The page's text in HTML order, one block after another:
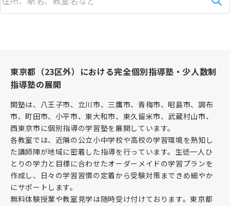
東京都（23区外）における完全個別指導塾・少人数制
指導塾の展開
関塾は、八王子市、立川市、三鷹市、青梅市、昭島市、調布
市、町田市、小平市、東大和市、東久留米市、武蔵村山市、
西東京市に個別指導の学習塾を展開しています。
各教室では、近隣の公立小中学校や高校の学習環境を熟知し
た講師陣が地域に密着した指導を行っています。生徒一人ひ
とりの学力と目標に合わせたオーダーメイドの学習プランを
作成し、日々の学習習慣の定着から受験対策まできめ細やか
にサポートします。
無料体験授業や教室見学は随時受け付けております。東京都